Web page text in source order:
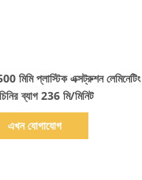
মিমি প্লাস্টিক এক্সট্রুশন লেমিনেটিং
ব্যাগ 236 মি/মিনিট
এখন যোগাযোগ